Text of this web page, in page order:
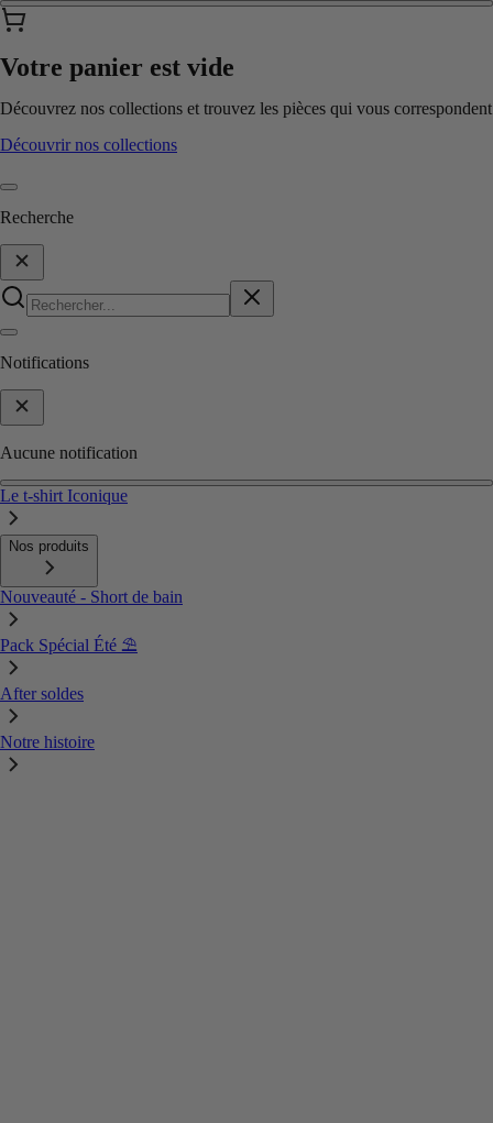
Votre panier est vide
Découvrez nos collections et trouvez les pièces qui vous correspondent
Découvrir nos collections
Recherche
Notifications
Aucune notification
Le t-shirt Iconique
Nos produits
Nouveauté - Short de bain
Pack Spécial Été ⛱️
After soldes
Notre histoire